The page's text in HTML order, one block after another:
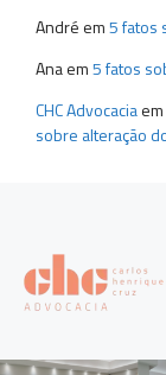
André em5 fatos
Anaem5 fatos
CHC Advocaciaem
sobre alteração